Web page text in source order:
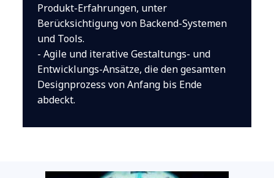
Produkt-Erfahrungen, unter
Berücksichtigung von Backend-Systemen
und Tools.
- Agile und iterative Gestaltungs- und
Entwicklungs-Ansätze, die den gesamten
Designprozess von Anfang bis Ende
abdeckt.